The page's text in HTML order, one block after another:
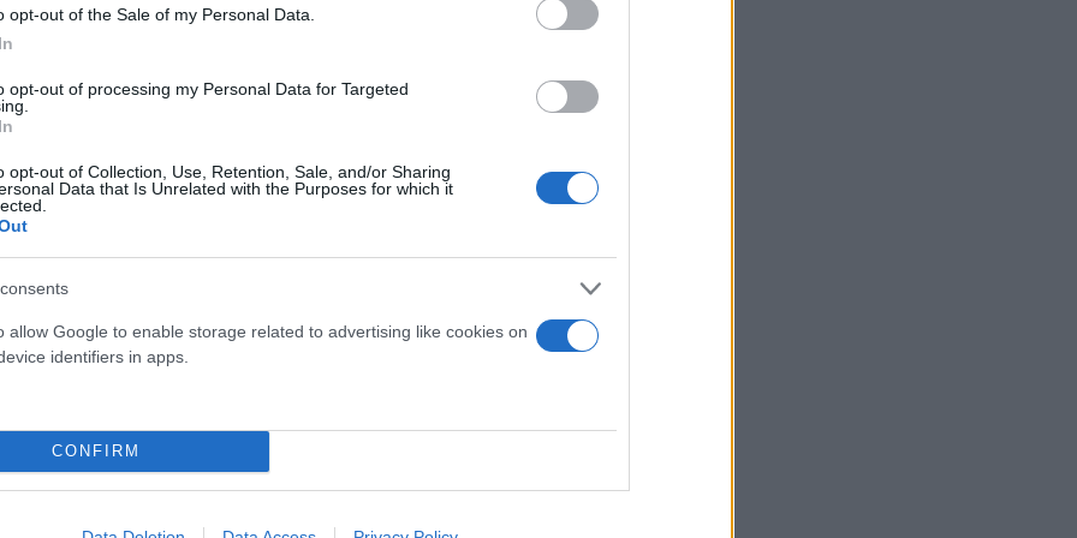
opt-out of the Sale of my Personal Data.
opt-out of processing my Personal Data for Targeted
opt-out of Collection, Use, Retention, Sale, and/or Sharing
Data that Is Unrelated with the Purposes for which it
allow Google to enable storage related to advertising like cookies on
identifiers in apps.
CONFIRM
είναι το φαινόμενο της Ψυχρής Λίμνης και πώς
της ΕΜΥ, τόνισε: «Ο όρος Ψυχρή Λίμνη αποτελεί μετάφραση
Αυτή λοιπόν η ψυχρή λίμνη αποτελεί μια ψυχρή
ψυχρών αερίων μαζών πάνω από θερμές και υγρές αέριες
Η αστάθεια είναι απαραίτητη προϋπόθεση για τη
είναι η ύπαρξη υγρών αερίων μαζών και ένα αίτιο